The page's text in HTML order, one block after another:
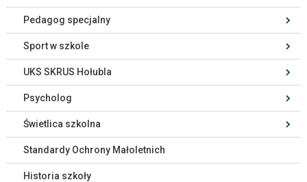
Pedagog specjalny
Sport w szkole
UKS SKRUS Hołubla
Psycholog
Świetlica szkolna
Standardy Ochrony Małoletnich
Historia szkoły